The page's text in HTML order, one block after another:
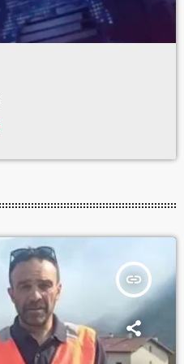
insert_link